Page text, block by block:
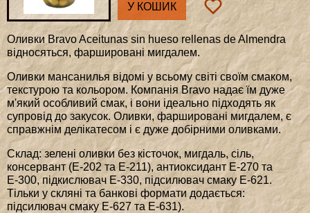
У КОШИК
Оливки Bravo Aceitunas sin hueso rellenas de Almendra
відносяться, фаршировані мигдалем.
Оливки мансанилья відомі у всьому світі своїм смаком,
текстурою та кольором. Компанія Bravo надає їм дуже
м'який особливий смак, і вони ідеально підходять як
супровід до закусок. Оливки, фаршировані мигдалем, є
справжнім делікатесом і є дуже добірними оливками.
Склад: зелені оливки без кісточок, мигдаль, сіль,
консервант (Е-202 та Е-211), антиоксидант Е-270 та
Е-300, підкислювач Е-330, підсилювач смаку Е-621.
Тільки у скляні та банкові формати додається:
підсилювач смаку Е-627 та Е-631).